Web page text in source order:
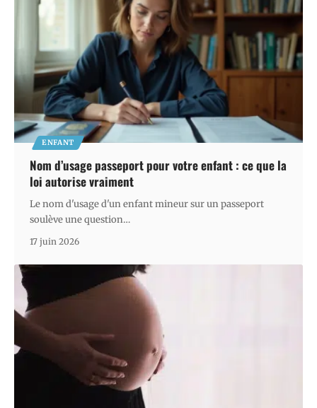
ENFANT
Nom d’usage passeport pour votre enfant : ce que la
loi autorise vraiment
Le nom d'usage d'un enfant mineur sur un passeport
soulève une question…
17 juin 2026